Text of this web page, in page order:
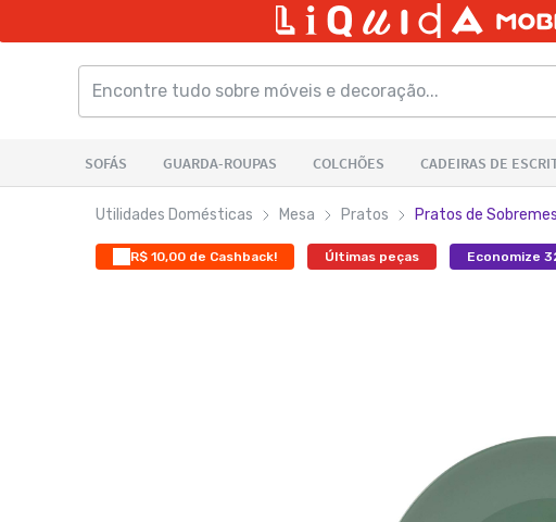
Utilidades Domésticas Mesa Pratos Pratos de
R$ 10,00 de Cashback! Últimas peças Economize